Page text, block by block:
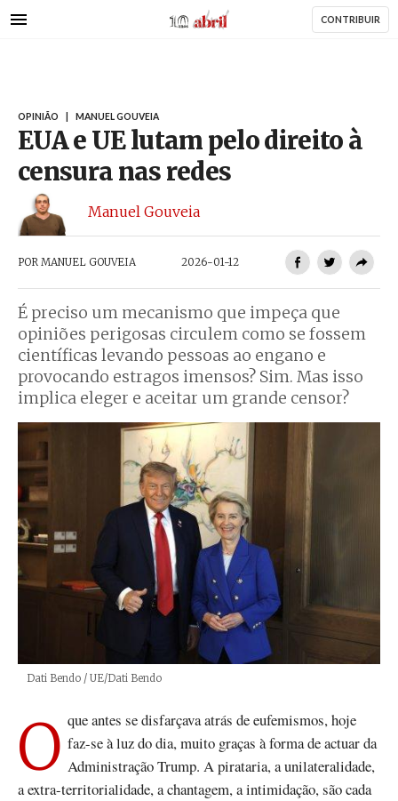
para
AbrilAbril CONTRIBUIR
OPINIÃO MANUEL GOUVEIA
EUA e UE lutam pelo direito à
censura nas redes
Manuel Gouveia
POR MANUEL GOUVEIA 2026-01-12
É preciso um mecanismo que impeça que
opiniões perigosas circulem como se fossem
científicas levando pessoas ao engano e
provocando estragos imensos? Sim. Mas isso
implica eleger e aceitar um grande censor?
Créditos
Dati Bendo / UE/Dati Bendo
O que antes se disfarçava atrás de eufemismos, hoje faz-se à luz do dia, muito graças à forma de actuar da
Administração Trump. A pirataria, a unilateralidade,
a extra-territorialidade, a chantagem, a intimidação, são cada